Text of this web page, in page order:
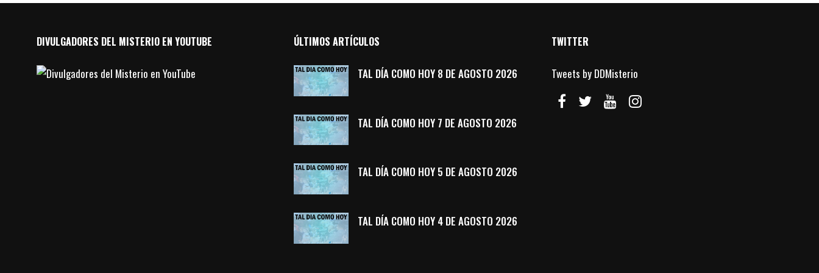
DIVULGADORES DEL MISTERIO EN YOUTUBE ÚLTIMOS ARTÍCULOS
TAL DÍA COMO HOY 8 DE AGOSTO 2026
TAL DÍA COMO HOY 7 DE AGOSTO 2026
TAL DÍA COMO HOY 5 DE AGOSTO 2026
TAL DÍA COMO HOY 4 DE AGOSTO 2026
TWITTER
Tweets by DDMisterio